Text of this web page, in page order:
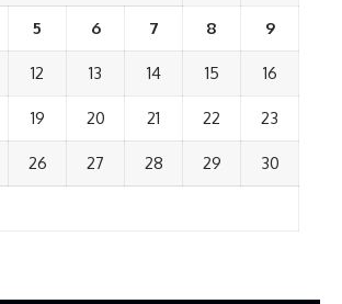
5 6 7 8 9
12 13 14 15 16
19 20 21 22 23
26 27 28 29 30